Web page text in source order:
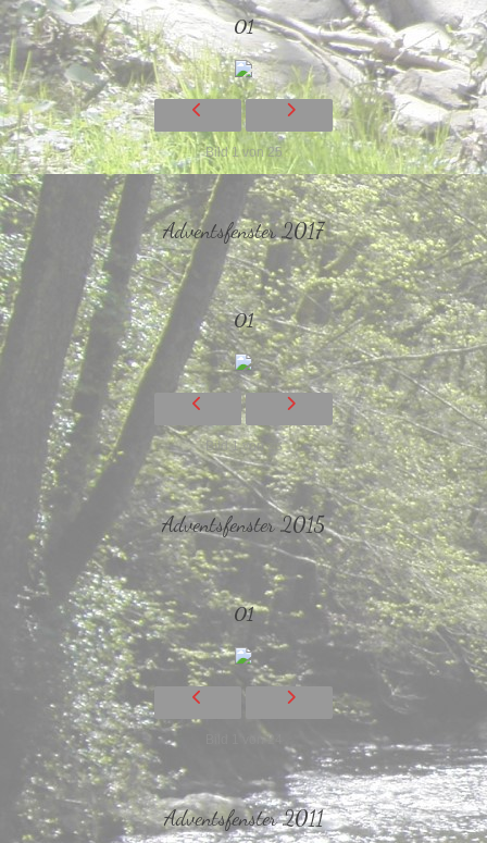
01
Bild 1 von 25
Adventsfenster 2017
01
Bild 1 von 23
Adventsfenster 2015
01
Bild 1 von 24
Adventsfenster 2011